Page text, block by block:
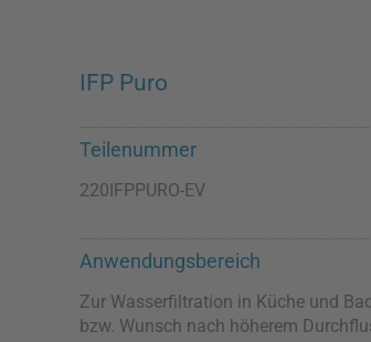
IFP Puro
Teilenummer
220IFPPURO-EV
Anwendungsbereich
Zur Wasserfiltration in Küche und
bzw. Wunsch nach höherem